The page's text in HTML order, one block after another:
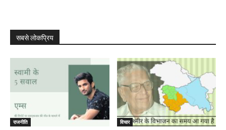
सबसे लोकप्रिय
राजनीति विचार